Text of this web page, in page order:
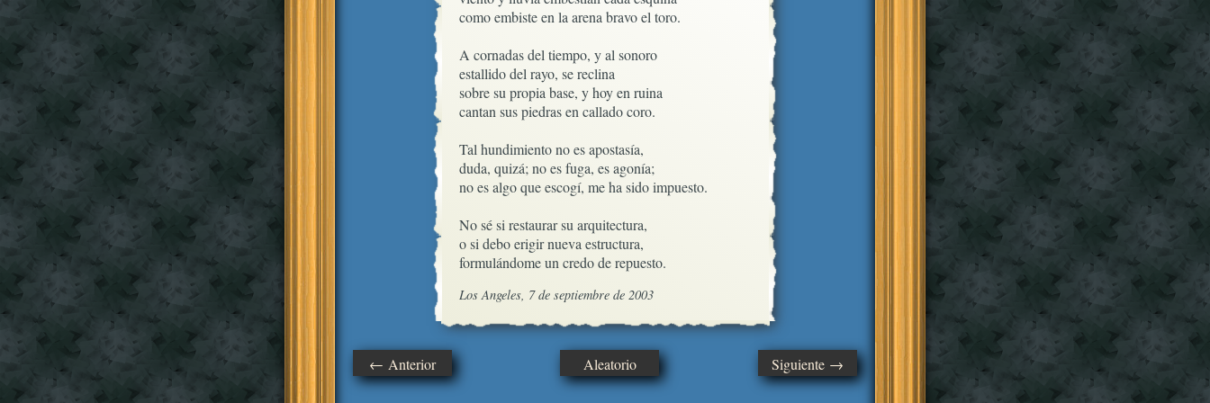
como embiste en la arena bravo el toro.
A cornadas del tiempo, y al sonoro
estallido del rayo, se reclina
sobre su propia base, y hoy en ruina
cantan sus piedras en callado coro.
Tal hundimiento no es apostasía,
duda, quizá; no es fuga, es agonía;
no es algo que escogí, me ha sido impuesto.
No sé si restaurar su arquitectura,
o si debo erigir nueva estructura,
formulándome un credo de repuesto.
Los Angeles, 7 de septiembre de 2003
← Anterior Aleatorio Siguiente →